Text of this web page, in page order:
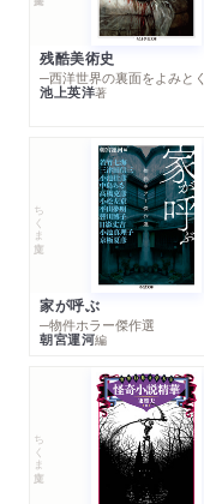
残酷美術史
─西洋世界の裏面をよみとく
池上英洋著
ちくま文庫
家が呼ぶ
─物件ホラー傑作選
朝宮運河編
ちくま文庫